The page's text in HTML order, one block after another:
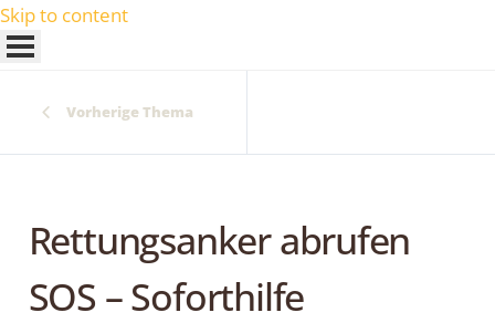
Skip to content
Vorherige Thema
Rettungsanker abrufen
SOS – Soforthilfe